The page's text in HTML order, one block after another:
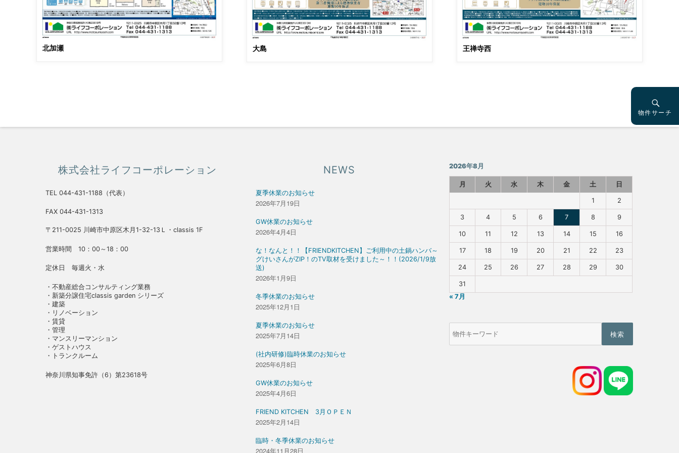
北加瀬 大島 王禅寺西
物件サーチ
株式会社ライフコーポレーション
TEL 044-431-1188（代表）
FAX 044-431-1313
〒211-0025 川崎市中原区木月1-32-13Ｌ・classis 1F
営業時間 10：00～18：00
定休日 毎週火・水
・不動産総合コンサルティング業務
・新築分譲住宅classis garden シリーズ
・建築
・リノベーション
・賃貸
・管理
・マンスリーマンション
・ゲストハウス
・トランクルーム
神奈川県知事免許（6）第23618号
NEWS
夏季休業のお知らせ
2026年7月19日
GW休業のお知らせ
2026年4月4日
な！なんと！！【FRIENDKITCHEN】ご利用中の土鍋ハンバ～
グけいさんがZIP！のTV取材を受けました～！！(2026/1/9放
送)
2026年1月9日
冬季休業のお知らせ
2025年12月1日
夏季休業のお知らせ
2025年7月14日
(社内研修)臨時休業のお知らせ
2025年6月8日
GW休業のお知らせ
2025年4月6日
FRIEND KITCHEN 3月ＯＰＥＮ
2025年2月14日
臨時・冬季休業のお知らせ
2024年11月28日
2026年8月
月 火 水 木 金 土 日
1 2
3 4 5 6 7 8 9
10 11 12 13 14 15 16
17 18 19 20 21 22 23
24 25 26 27 28 29 30
31
« 7月
物
件